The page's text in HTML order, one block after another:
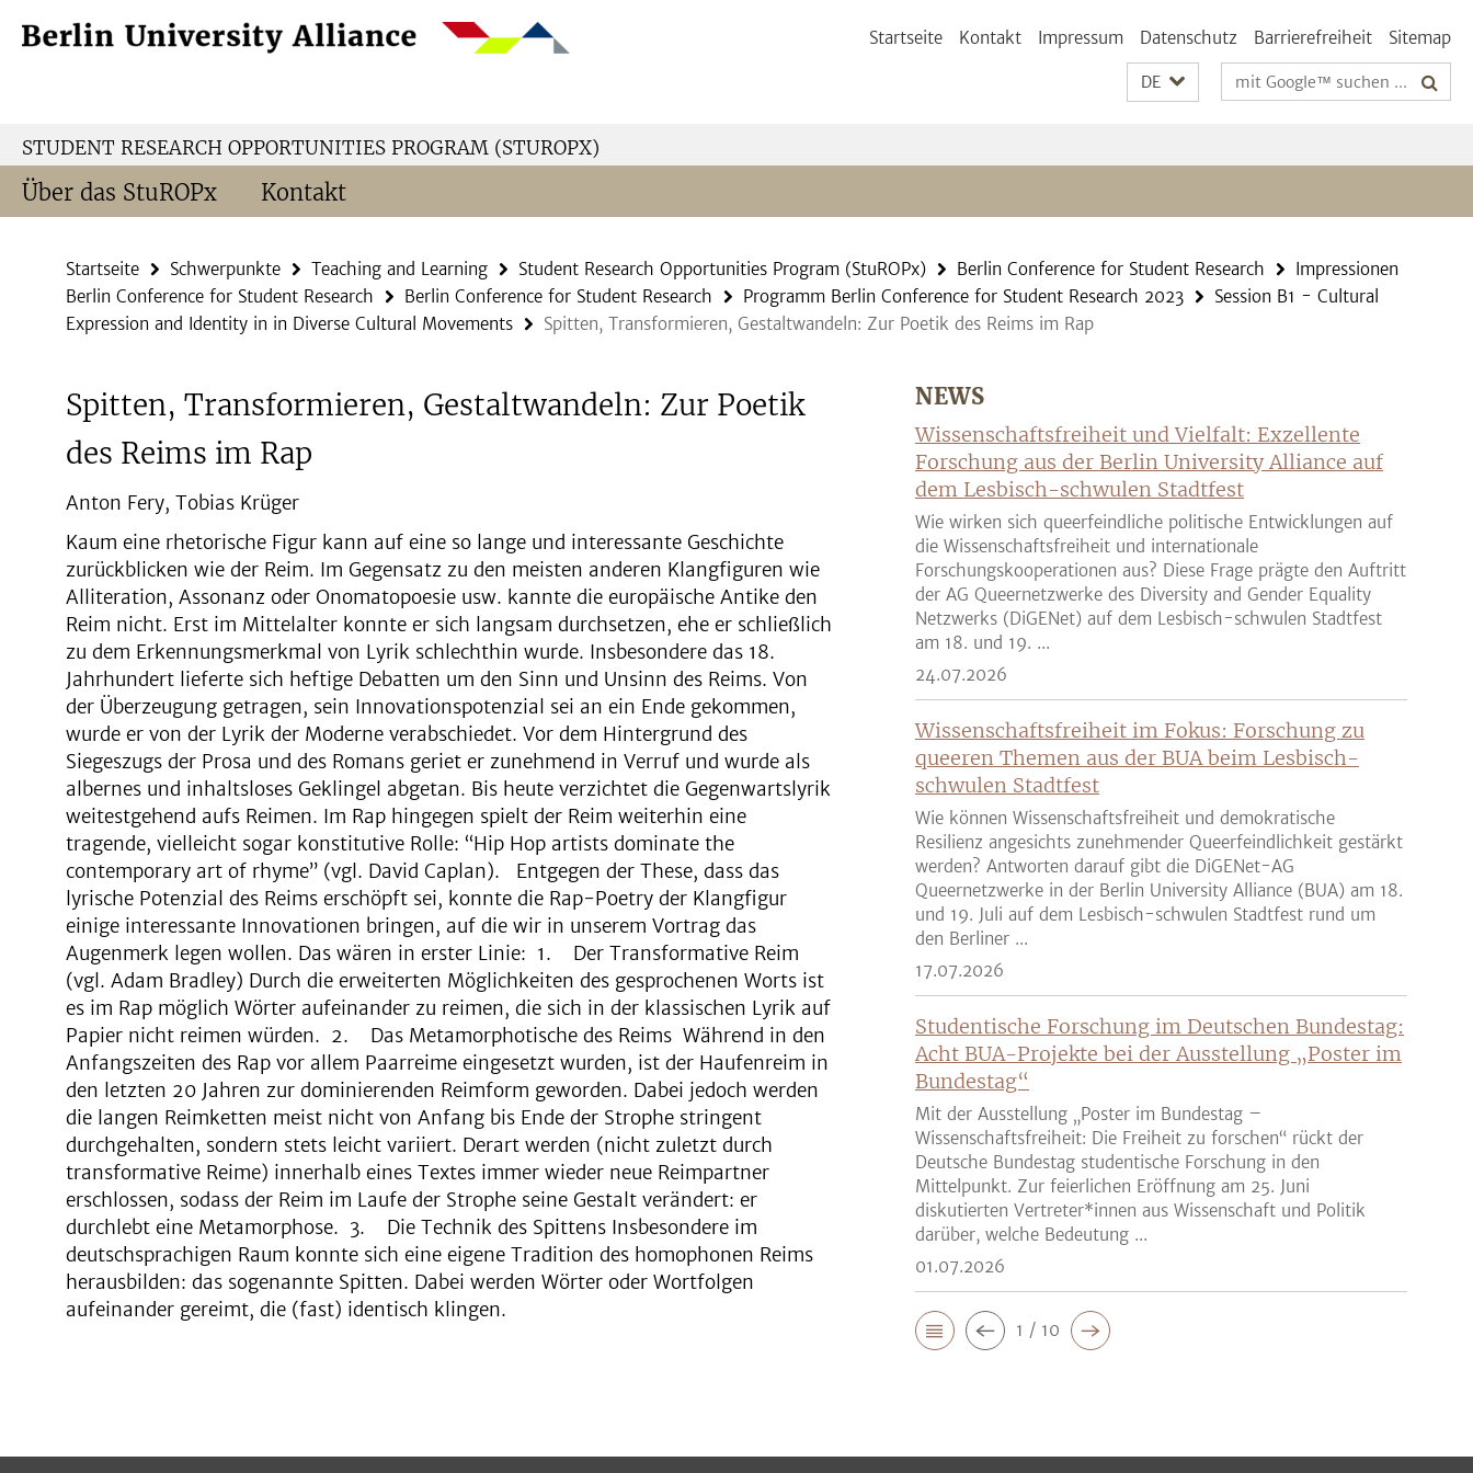
direkt
Service-
Startseite Kontakt Impressum Datenschutz Barrierefreiheit Sitemap
DE Suchbegriffe
STUDENT RESEARCH OPPORTUNITIES PROGRAM (STUROPX)
Über das StuROPx Kontakt
Startseite Schwerpunkte Teaching and Learning Student Research Opportunities Program (StuROPx) Berlin Conference for Student Research
Impressionen
Berlin Conference for Student Research
Berlin Conference for Student Research Programm Berlin Conference for Student Research 2023
Session B1 - Cultural
Expression and Identity in in Diverse Cultural Movements
Spitten, Transformieren, Gestaltwandeln: Zur Poetik des Reims im Rap
Spitten, Transformieren, Gestaltwandeln: Zur Poetik
des Reims im Rap
Anton Fery, Tobias Krüger
Kaum eine rhetorische Figur kann auf eine so lange und interessante Geschichte
zurückblicken wie der Reim. Im Gegensatz zu den meisten anderen Klangfiguren wie
Alliteration, Assonanz oder Onomatopoesie usw. kannte die europäische Antike den
Reim nicht. Erst im Mittelalter konnte er sich langsam durchsetzen, ehe er schließlich
zu dem Erkennungsmerkmal von Lyrik schlechthin wurde. Insbesondere das 18.
Jahrhundert lieferte sich heftige Debatten um den Sinn und Unsinn des Reims. Von
der Überzeugung getragen, sein Innovationspotenzial sei an ein Ende gekommen,
wurde er von der Lyrik der Moderne verabschiedet. Vor dem Hintergrund des
Siegeszugs der Prosa und des Romans geriet er zunehmend in Verruf und wurde als
albernes und inhaltsloses Geklingel abgetan. Bis heute verzichtet die Gegenwartslyrik
weitestgehend aufs Reimen. Im Rap hingegen spielt der Reim weiterhin eine
tragende, vielleicht sogar konstitutive Rolle: “Hip Hop artists dominate the
contemporary art of rhyme” (vgl. David Caplan). Entgegen der These, dass das
lyrische Potenzial des Reims erschöpft sei, konnte die Rap-Poetry der Klangfigur
einige interessante Innovationen bringen, auf die wir in unserem Vortrag das
Augenmerk legen wollen. Das wären in erster Linie: 1. Der Transformative Reim
(vgl. Adam Bradley) Durch die erweiterten Möglichkeiten des gesprochenen Worts ist
es im Rap möglich Wörter aufeinander zu reimen, die sich in der klassischen Lyrik auf
Papier nicht reimen würden. 2. Das Metamorphotische des Reims Während in den
Anfangszeiten des Rap vor allem Paarreime eingesetzt wurden, ist der Haufenreim in
den letzten 20 Jahren zur dominierenden Reimform geworden. Dabei jedoch werden
die langen Reimketten meist nicht von Anfang bis Ende der Strophe stringent
durchgehalten, sondern stets leicht variiert. Derart werden (nicht zuletzt durch
transformative Reime) innerhalb eines Textes immer wieder neue Reimpartner
erschlossen, sodass der Reim im Laufe der Strophe seine Gestalt verändert: er
durchlebt eine Metamorphose. 3. Die Technik des Spittens Insbesondere im
deutschsprachigen Raum konnte sich eine eigene Tradition des homophonen Reims
herausbilden: das sogenannte Spitten. Dabei werden Wörter oder Wortfolgen
aufeinander gereimt, die (fast) identisch klingen.
NEWS
Wissenschaftsfreiheit und Vielfalt: Exzellente
Forschung aus der Berlin University Alliance auf
dem Lesbisch-schwulen Stadtfest
Wie wirken sich queerfeindliche politische Entwicklungen auf
die Wissenschaftsfreiheit und internationale
Forschungskooperationen aus? Diese Frage prägte den Auftritt
der AG Queernetzwerke des Diversity and Gender Equality
Netzwerks (DiGENet) auf dem Lesbisch-schwulen Stadtfest
am 18. und 19. ...
24.07.2026
Wissenschaftsfreiheit im Fokus: Forschung zu
queeren Themen aus der BUA beim Lesbisch-
schwulen Stadtfest
Wie können Wissenschaftsfreiheit und demokratische
Resilienz angesichts zunehmender Queerfeindlichkeit gestärkt
werden? Antworten darauf gibt die DiGENet-AG
Queernetzwerke in der Berlin University Alliance (BUA) am 18.
und 19. Juli auf dem Lesbisch-schwulen Stadtfest rund um
den Berliner ...
17.07.2026
Studentische Forschung im Deutschen Bundestag:
Acht BUA-Projekte bei der Ausstellung „Poster im
Bundestag“
Mit der Ausstellung „Poster im Bundestag –
Wissenschaftsfreiheit: Die Freiheit zu forschen“ rückt der
Deutsche Bundestag studentische Forschung in den
Mittelpunkt. Zur feierlichen Eröffnung am 25. Juni
diskutierten Vertreter*innen aus Wissenschaft und Politik
darüber, welche Bedeutung ...
01.07.2026
1 / 10